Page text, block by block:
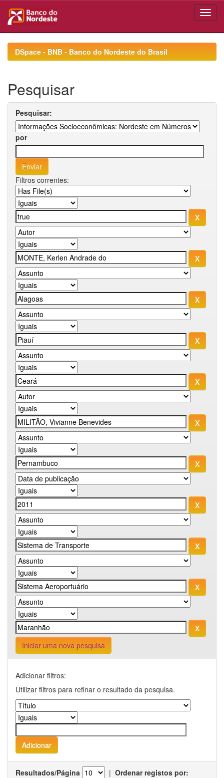
navigationDSpace - BNB - Banco do Nordeste do Brasil
Pesquisar
Pesquisar:
por
Filtros correntes:
Iniciar uma nova pesquisa
Adicionar filtros:
Utilizar filtros para refinar o resultado da pesquisa.
Resultados/Página | Ordenar registos por: